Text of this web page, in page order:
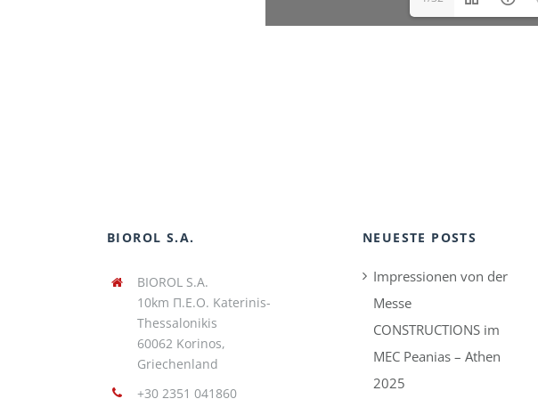
BIOROL S.A.
BIOROL S.A.
10km Π.Ε.Ο. Katerinis-
Thessalonikis
60062 Korinos,
Griechenland
+30 2351 041860
NEUESTE POSTS
Impressionen von der
Messe
CONSTRUCTIONS im
MEC Peanias – Athen
2025